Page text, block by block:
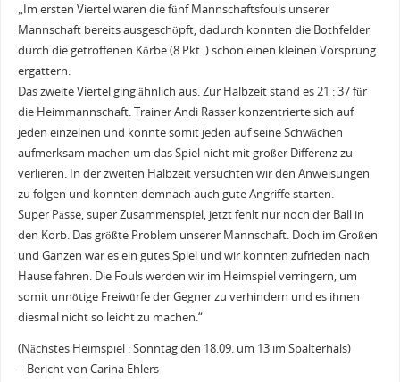
„Im ersten Viertel waren die fünf Mannschaftsfouls unserer
Mannschaft bereits ausgeschöpft, dadurch konnten die Bothfelder
durch die getroffenen Körbe (8 Pkt. ) schon einen kleinen Vorsprung
ergattern.
Das zweite Viertel ging ähnlich aus. Zur Halbzeit stand es 21 : 37 für
die Heimmannschaft. Trainer Andi Rasser konzentrierte sich auf
jeden einzelnen und konnte somit jeden auf seine Schwächen
aufmerksam machen um das Spiel nicht mit großer Differenz zu
verlieren. In der zweiten Halbzeit versuchten wir den Anweisungen
zu folgen und konnten demnach auch gute Angriffe starten.
Super Pässe, super Zusammenspiel, jetzt fehlt nur noch der Ball in
den Korb. Das größte Problem unserer Mannschaft. Doch im Großen
und Ganzen war es ein gutes Spiel und wir konnten zufrieden nach
Hause fahren. Die Fouls werden wir im Heimspiel verringern, um
somit unnötige Freiwürfe der Gegner zu verhindern und es ihnen
diesmal nicht so leicht zu machen.“
(Nächstes Heimspiel : Sonntag den 18.09. um 13 im Spalterhals)
– Bericht von Carina Ehlers